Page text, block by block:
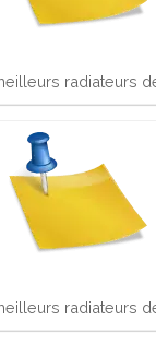
radiateurs
radiateurs